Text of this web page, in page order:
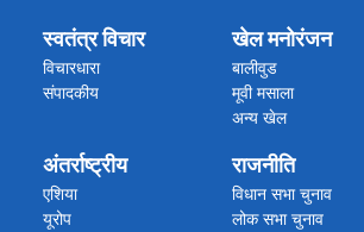
स्वतंत्र विचार
विचारधारा
संपादकीय
खेल मनोरंजन
बालीवुड
मूवी मसाला
अन्य खेल
अंतर्राष्ट्रीय
एशिया
यूरोप
राजनीति
विधान सभा चुनाव
लोक सभा चुनाव